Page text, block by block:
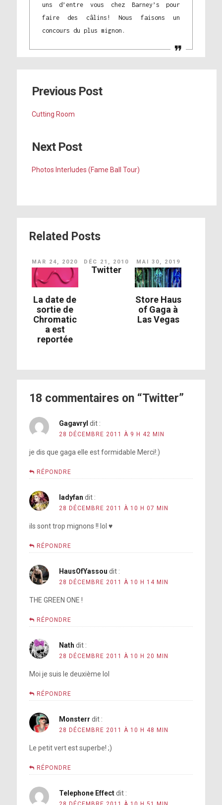
uns d’entre vous chez Barney’s pour
faire des câlins! Nous faisons un
concours du plus mignon.
Previous Post
Cutting Room
Next Post
Photos Interludes (Fame Ball Tour)
Related Posts
MAR 24, 2020
La date de
sortie de
Chromatic
a est
reportée
DÉC 21, 2010
Twitter
MAI 30, 2019
Store Haus
of Gaga à
Las Vegas
18 commentaires on “Twitter”
Gagavryl dit :
28 DÉCEMBRE 2011 À 9 H 42 MIN
je dis que gaga elle est formidable Merci!:)
RÉPONDRE
ladyfan dit :
28 DÉCEMBRE 2011 À 10 H 07 MIN
ils sont trop mignons !! lol ♥
RÉPONDRE
HausOfYassou dit :
28 DÉCEMBRE 2011 À 10 H 14 MIN
THE GREEN ONE !
RÉPONDRE
Nath dit :
28 DÉCEMBRE 2011 À 10 H 20 MIN
Moi je suis le deuxième lol
RÉPONDRE
Monsterr dit :
28 DÉCEMBRE 2011 À 10 H 48 MIN
Le petit vert est superbe! ;)
RÉPONDRE
Telephone Effect dit :